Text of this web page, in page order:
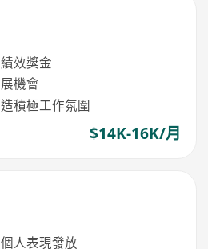
效獎金
機會
積極工作氛圍
$14K-16K/月
人表現發放